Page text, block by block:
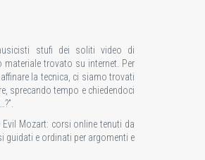
stufi dei soliti video di
materiale trovato su internet. Per
la tecnica, ci siamo trovati
sprecando tempo e chiedendoci
Mozart: corsi online tenuti da
guidati e ordinati per argomenti e